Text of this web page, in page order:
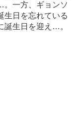
。一方、ギョンソ
生日を忘れている
誕生日を迎え…。